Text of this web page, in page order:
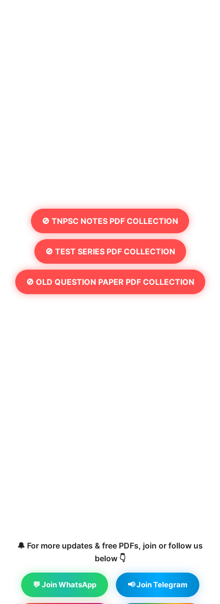
🚫 TNPSC NOTES PDF COLLECTION
🚫 TEST SERIES PDF COLLECTION
🚫 OLD QUESTION PAPER PDF COLLECTION
🔔 For more updates & free PDFs, join or follow us
below 👇
💬 Join WhatsApp 📢 Join Telegram